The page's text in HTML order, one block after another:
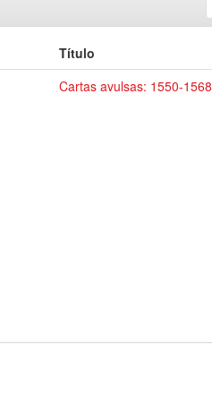
Título
Cartas avulsas: 1550-1568